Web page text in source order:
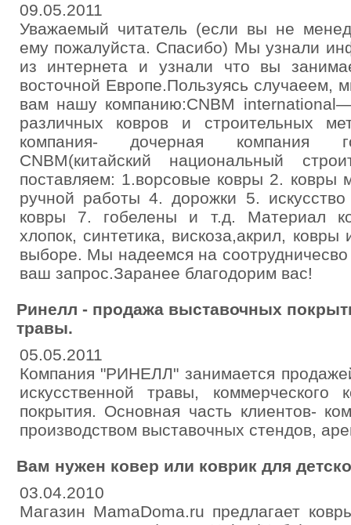
09.05.2011
Уважаемый читатель (если вы не
ему пожалуйста. Спасибо) Мы узнали
из интернета и узнали что вы
восточной Европе.Пользуясь случаеем,
вам нашу компанию:CNBM
различных ковров и строительных
компания- дочерная компания
CNBM(китайский национальный
поставляем: 1.ворсовые ковры 2.
ручной работы 4. дорожки 5.
ковры 7. гобелены и т.д. Материал
хлопок, синтетика, вискоза,акрил,
выборе. Мы надеемся на
ваш запрос.Заранее благодорим вас!
Ринелл - продажа выставочных
травы.
05.05.2011
Компания "РИНЕЛЛ" занимается
искусственной травы, коммерческого
покрытия. Основная часть клиентов-
производством выставочных стендов,
Вам нужен ковер или коврик для
03.04.2010
Магазин MamaDoma.ru предлагает